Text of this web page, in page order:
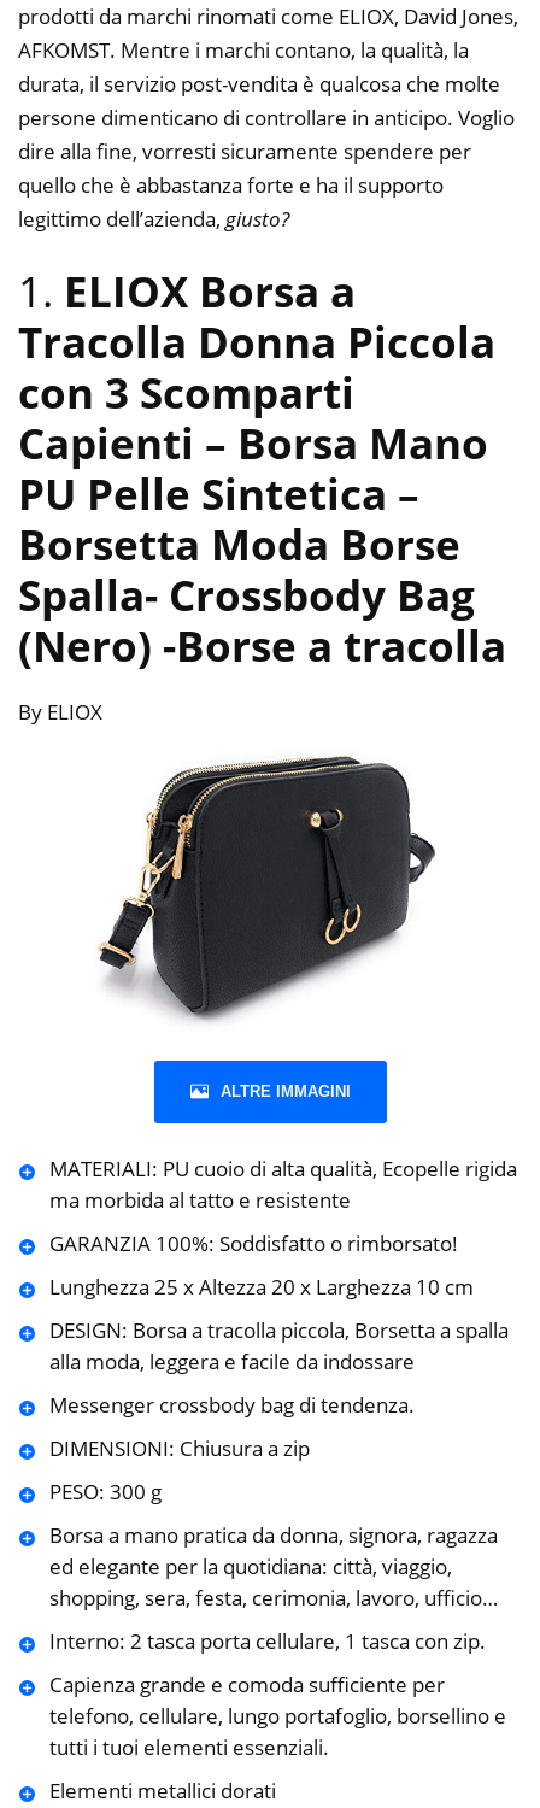
prodotti da marchi rinomati come ELIOX, David Jones,
AFKOMST. Mentre i marchi contano, la qualità, la
durata, il servizio post-vendita è qualcosa che molte
persone dimenticano di controllare in anticipo. Voglio
dire alla fine, vorresti sicuramente spendere per
quello che è abbastanza forte e ha il supporto
legittimo dell’azienda, giusto?
1. ELIOX Borsa a
Tracolla Donna Piccola
con 3 Scomparti
Capienti – Borsa Mano
PU Pelle Sintetica –
Borsetta Moda Borse
Spalla- Crossbody Bag
(Nero) -Borse a tracolla
By ELIOX
ALTRE IMMAGINI
MATERIALI: PU cuoio di alta qualità, Ecopelle rigida
ma morbida al tatto e resistente
GARANZIA 100%: Soddisfatto o rimborsato!
Lunghezza 25 x Altezza 20 x Larghezza 10 cm
DESIGN: Borsa a tracolla piccola, Borsetta a spalla
alla moda, leggera e facile da indossare
Messenger crossbody bag di tendenza.
DIMENSIONI: Chiusura a zip
PESO: 300 g
Borsa a mano pratica da donna, signora, ragazza
ed elegante per la quotidiana: città, viaggio,
shopping, sera, festa, cerimonia, lavoro, ufficio…
Interno: 2 tasca porta cellulare, 1 tasca con zip.
Capienza grande e comoda sufficiente per
telefono, cellulare, lungo portafoglio, borsellino e
tutti i tuoi elementi essenziali.
Elementi metallici dorati